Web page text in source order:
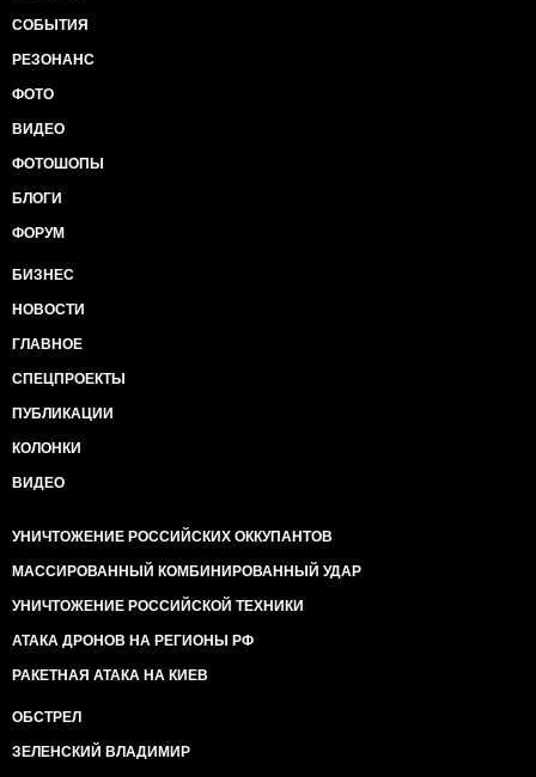
СОБЫТИЯ
РЕЗОНАНС
ФОТО
ВИДЕО
ФОТОШОПЫ
БЛОГИ
ФОРУМ
БИЗНЕС
НОВОСТИ
ГЛАВНОЕ
СПЕЦПРОЕКТЫ
ПУБЛИКАЦИИ
КОЛОНКИ
ВИДЕО
УНИЧТОЖЕНИЕ РОССИЙСКИХ ОККУПАНТОВ
МАССИРОВАННЫЙ КОМБИНИРОВАННЫЙ УДАР
УНИЧТОЖЕНИЕ РОССИЙСКОЙ ТЕХНИКИ
АТАКА ДРОНОВ НА РЕГИОНЫ РФ
РАКЕТНАЯ АТАКА НА КИЕВ
ОБСТРЕЛ
ЗЕЛЕНСКИЙ ВЛАДИМИР